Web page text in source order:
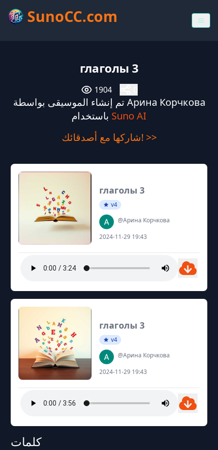
SunoCC.com
глаголы 3
1904
تم إنشاء الموسيقى بواسطة Арина Корчкова
Suno AI
شاركها مع أصدقائك! >>
глаголы 3
v4
@Арина Корчкова
2024-11-29 19:43
глаголы 3
v4
@Арина Корчкова
2024-11-29 19:43
كلمات